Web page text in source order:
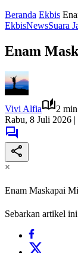
Beranda Ekbis
EkbisNewsSuara
Enam
Vivi Alfia
2
Rabu, 8 Juli 2026 |
×
Enam Maskapai
Sebarkan artikel ini